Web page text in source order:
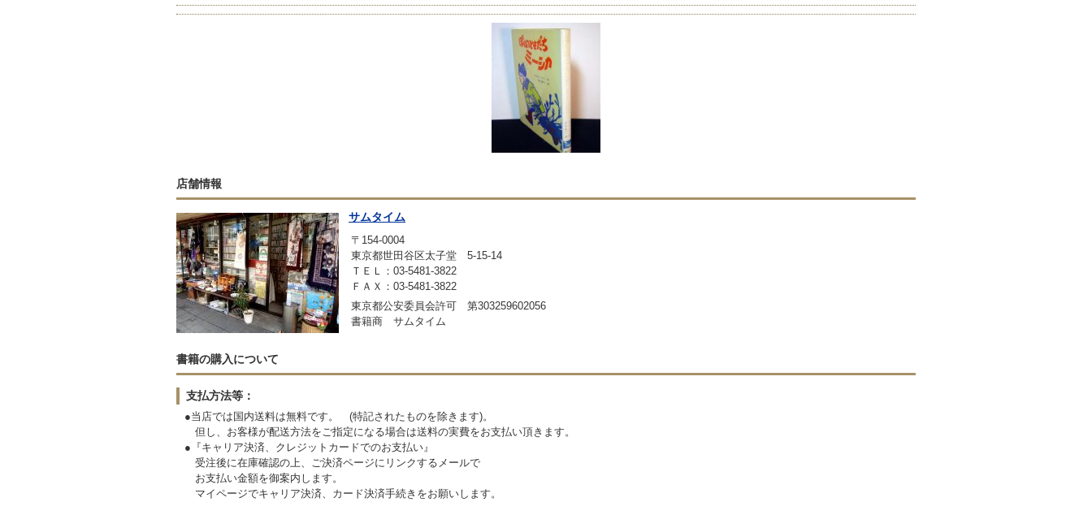
店舗情報
サムタイム
〒154-0004
東京都世田谷区太子堂 5-15-14
ＴＥＬ：03-5481-3822
ＦＡＸ：03-5481-3822
東京都公安委員会許可 第303259602056
書籍商 サムタイム
書籍の購入について
支払方法等：
●当店では国内送料は無料です。 (特記されたものを除きます)。
但し、お客様が配送方法をご指定になる場合は送料の実費をお支払い頂きます。
●『キャリア決済、クレジットカードでのお支払い』
受注後に在庫確認の上、ご決済ページにリンクするメールで
お支払い金額を御案内します。
マイページでキャリア決済、カード決済手続きをお願いします。